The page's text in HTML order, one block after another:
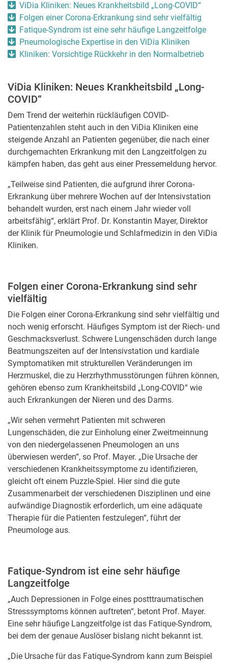
ViDia Kliniken: Neues Krankheitsbild „Long-COVID“
Folgen einer Corona-Erkrankung sind sehr vielfältig
Fatique-Syndrom ist eine sehr häufige Langzeitfolge
Pneumologische Expertise in den ViDia Kliniken
Kliniken: Vorsichtige Rückkehr in den Normalbetrieb
ViDia Kliniken: Neues Krankheitsbild „Long-
COVID“
Dem Trend der weiterhin rückläufigen COVID-
Patientenzahlen steht auch in den ViDia Kliniken eine
steigende Anzahl an Patienten gegenüber, die nach einer
durchgemachten Erkrankung mit den Langzeitfolgen zu
kämpfen haben, das geht aus einer Pressemeldung hervor.
„Teilweise sind Patienten, die aufgrund ihrer Corona-
Erkrankung über mehrere Wochen auf der Intensivstation
behandelt wurden, erst nach einem Jahr wieder voll
arbeitsfähig“, erklärt Prof. Dr. Konstantin Mayer, Direktor
der Klinik für Pneumologie und Schlafmedizin in den ViDia
Kliniken.
Folgen einer Corona-Erkrankung sind sehr
vielfältig
Die Folgen einer Corona-Erkrankung sind sehr vielfältig und
noch wenig erforscht. Häufiges Symptom ist der Riech- und
Geschmacksverlust. Schwere Lungenschäden durch lange
Beatmungszeiten auf der Intensivstation und kardiale
Symptomatiken mit strukturellen Veränderungen im
Herzmuskel, die zu Herzrhythmusstörungen führen können,
gehören ebenso zum Krankheitsbild „Long-COVID“ wie
auch Erkrankungen der Nieren und des Darms.
„Wir sehen vermehrt Patienten mit schweren
Lungenschäden, die zur Einholung einer Zweitmeinnung
von den niedergelassenen Pneumologen an uns
überwiesen werden“, so Prof. Mayer. „Die Ursache der
verschiedenen Krankheitssymptome zu identifizieren,
gleicht oft einem Puzzle-Spiel. Hier sind die gute
Zusammenarbeit der verschiedenen Disziplinen und eine
aufwändige Diagnostik erforderlich, um eine adäquate
Therapie für die Patienten festzulegen“, führt der
Pneumologe aus.
Fatique-Syndrom ist eine sehr häufige
Langzeitfolge
„Auch Depressionen in Folge eines postttraumatischen
Stresssymptoms können auftreten“, betont Prof. Mayer.
Eine sehr häufige Langzeitfolge ist das Fatique-Syndrom,
bei dem der genaue Auslöser bislang nicht bekannt ist.
„Die Ursache für das Fatique-Syndrom kann zum Beispiel